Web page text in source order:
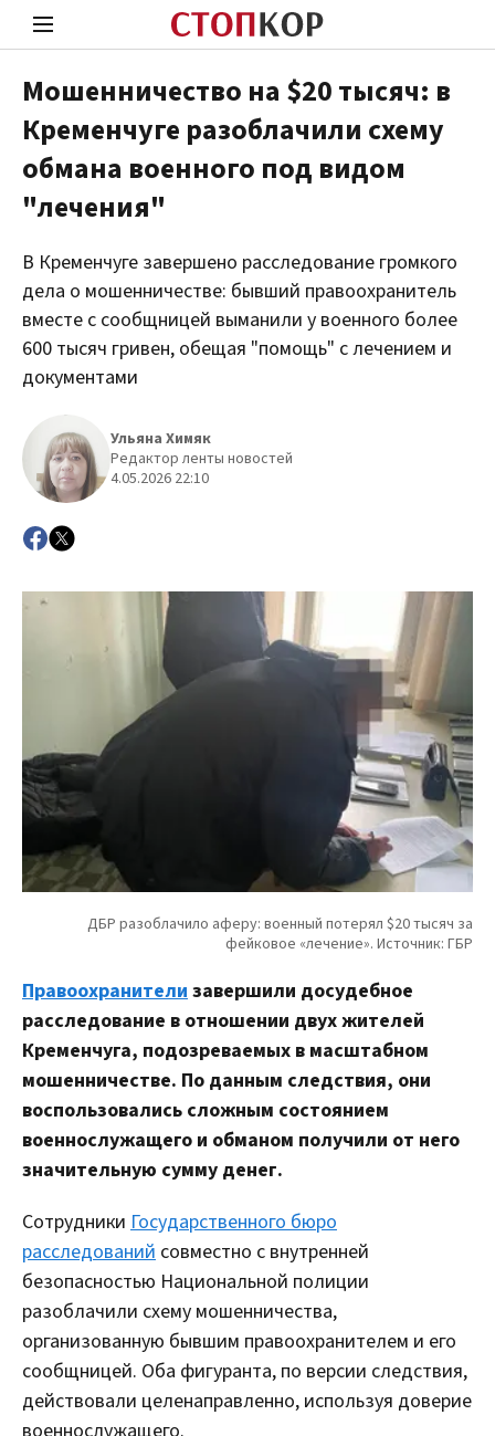
Стоп Политической Коррупции
Мошенничество на $20 тысяч: в
Кременчуге разоблачили схему
обмана военного под видом
"лечения"
В Кременчуге завершено расследование громкого
дела о мошенничестве: бывший правоохранитель
вместе с сообщницей выманили у военного более
600 тысяч гривен, обещая "помощь" с лечением и
документами
Ульяна Химяк
Редактор ленты новостей
4.05.2026 22:10
Правоохранители завершили досудебное
расследование в отношении двух жителей
Кременчуга, подозреваемых в масштабном
мошенничестве. По данным следствия, они
воспользовались сложным состоянием
военнослужащего и обманом получили от него
значительную сумму денег.
Сотрудники Государственного бюро
расследований совместно с внутренней
безопасностью Национальной полиции
разоблачили схему мошенничества,
организованную бывшим правоохранителем и его
сообщницей. Оба фигуранта, по версии следствия,
действовали целенаправленно, используя доверие